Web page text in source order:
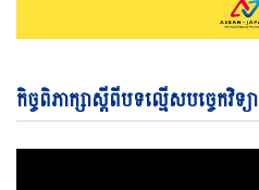
កិច្ចពិភាក្សាស្តីពីបទល្មើសបច្ចេកវិទ្យា